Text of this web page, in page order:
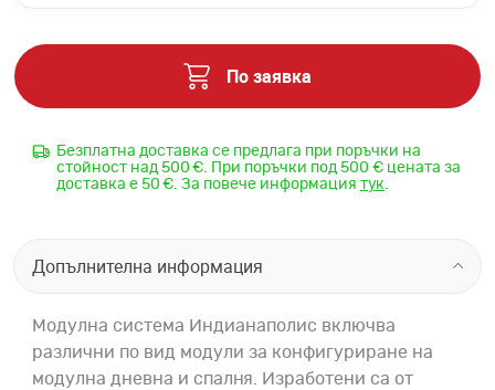
По заявка
Безплатна доставка се предлага при поръчки на
стойност над 500 €. При поръчки под 500 € цената за
доставка е 50 €. За повече информация тук.
Допълнителна информация
Модулна система Индианаполис включва
различни по вид модули за конфигуриране на
модулна дневна и спалня. Изработени са от